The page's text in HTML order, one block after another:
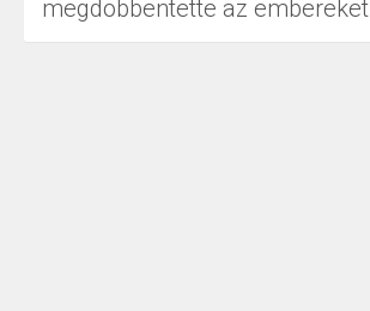
megdöbbentette az embereket